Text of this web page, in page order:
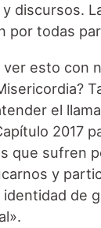
discursos.
por todas
ver esto con
el
2017
que sufren
y
identidad de